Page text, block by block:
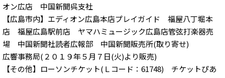
オン広店 中国新聞呉支社
【広島市内】エディオン広島本店プレイガイド 福屋八丁堀本
店 福屋広島駅前店 ヤマハミュージック広島店管弦打楽器売
場 中国新聞社読者広報部 中国新聞販売所(取り寄せ)
広響事務局(２０１９年５月７日(火)より販売)
【その他】ローソンチケット(Ｌコード：61748) チケットぴあ